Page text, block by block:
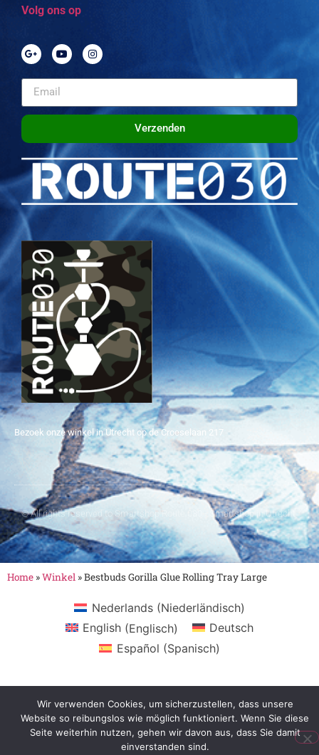
Volg ons op
Verzenden
Bezoek onze winkel in Utrecht op de Croeselaan 217
© All rights reserved to Smartshop Route 030 - Smartshop in Utrecht
Home »Winkel »Bestbuds Gorilla Glue Rolling Tray Large
Nederlands(Niederländisch)
English (Englisch)
Deutsch
Español (Spanisch)
Wir verwenden Cookies, um sicherzustellen, dass unsere
Website so reibungslos wie möglich funktioniert. Wenn Sie diese
Seite weiterhin nutzen, gehen wir davon aus, dass Sie damit
einverstanden sind.